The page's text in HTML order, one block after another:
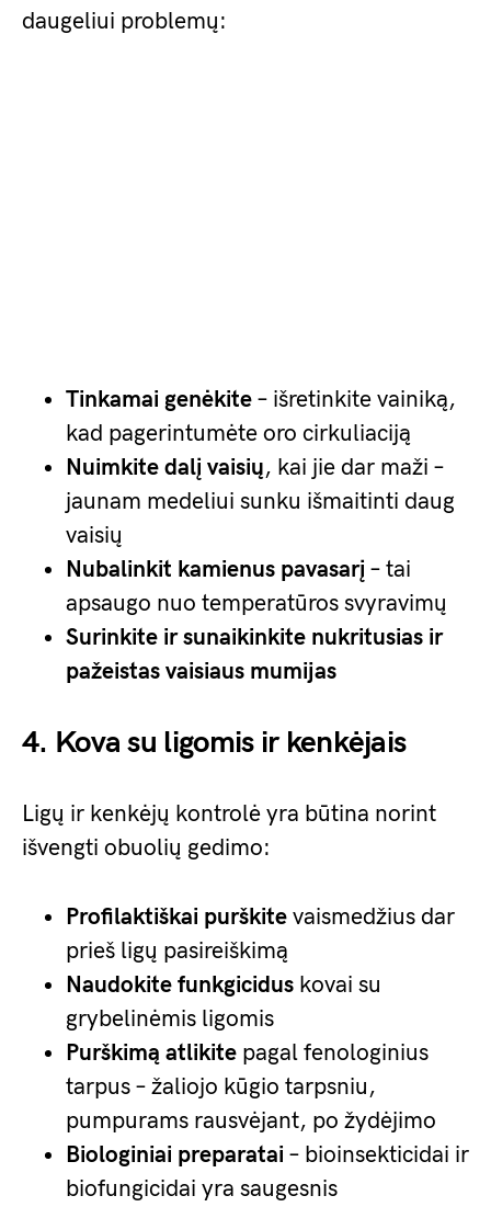
daugeliui problemų:
Tinkamai genėkite – išretinkite vainiką,
kad pagerintumėte oro cirkuliaciją
Nuimkite dalį vaisių, kai jie dar maži –
jaunam medeliui sunku išmaitinti daug
vaisių
Nubalinkit kamienus pavasarį – tai
apsaugo nuo temperatūros svyravimų
Surinkite ir sunaikinkite nukritusias ir
pažeistas vaisiaus mumijas
4. Kova su ligomis ir kenkėjais
Ligų ir kenkėjų kontrolė yra būtina norint
išvengti obuolių gedimo:
Profilaktiškai purškite vaismedžius dar
prieš ligų pasireiškimą
Naudokite funkgicidus kovai su
grybelinėmis ligomis
Purškimą atlikite pagal fenologinius
tarpus – žaliojo kūgio tarpsniu,
pumpurams rausvėjant, po žydėjimo
Biologiniai preparatai – bioinsekticidai ir
biofungicidai yra saugesnis